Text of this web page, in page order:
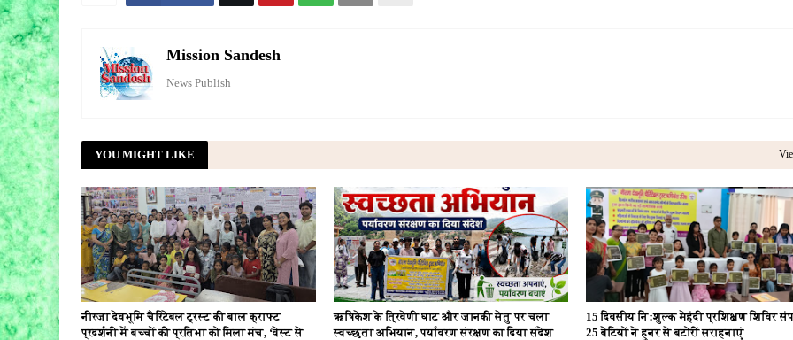
Mission Sandesh
News Publish
YOU MIGHT LIKE
नीरजा देवभूमि चैरिटेबल ट्रस्ट की बाल क्राफ्ट
प्रदर्शनी में बच्चों की प्रतिभा को मिला मंच, ‘वेस्ट से
ऋषिकेश के त्रिवेणी घाट और जानकी सेतु पर चला
स्वच्छता अभियान, पर्यावरण संरक्षण का दिया संदेश
15 दिवसीय निःशुल्क मेहंदी प्रशिक्षण शिविर
25 बेटियों ने हुनर से बटोरीं सराहनाएं